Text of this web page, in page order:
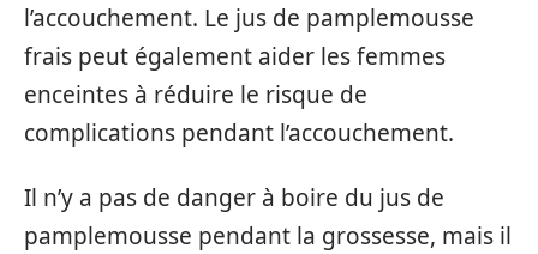
l’accouchement. Le jus de pamplemousse
frais peut également aider les femmes
enceintes à réduire le risque de
complications pendant l’accouchement.
Il n’y a pas de danger à boire du jus de
pamplemousse pendant la grossesse, mais il